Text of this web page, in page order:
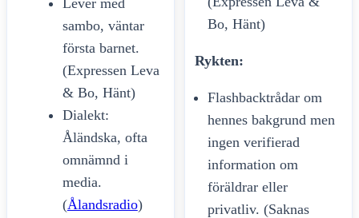
sambo, väntar
första barnet.
(Expressen Leva
& Bo, Hänt)
Dialekt:
Åländska, ofta
omnämnd i
media.
(Ålandsradio)
Bo, Hänt)
Rykten:
Flashbacktrådar om
hennes bakgrund men
ingen verifierad
information om
föräldrar eller
privatliv. (Saknas